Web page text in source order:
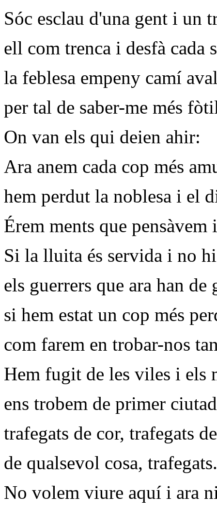
Sóc esclau d'una gent i un
ell com trenca i desfà cada
la feblesa empeny camí
per tal de saber-me més
On van els qui deien ahir:
Ara anem cada cop més
hem perdut la noblesa i el
Érem ments que pensàvem
Si la lluita és servida i no
els guerrers que ara han de
si hem estat un cop més
com farem en trobar-nos
Hem fugit de les viles i els
ens trobem de primer
trafegats de cor, trafegats
de qualsevol cosa, trafegats.
No volem viure aquí i ara